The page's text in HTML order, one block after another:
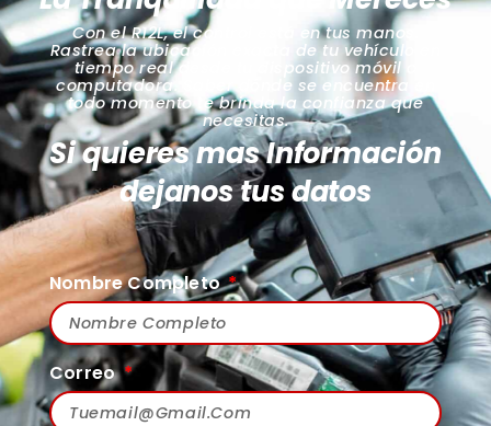
Con el R12L, el control está en tus manos.
Rastrea la ubicación exacta de tu vehículo en
tiempo real desde tu dispositivo móvil o
computadora. Saber dónde se encuentra en
todo momento te brinda la confianza que
necesitas.
Si quieres mas Información
dejanos tus datos
Nombre Completo
Correo